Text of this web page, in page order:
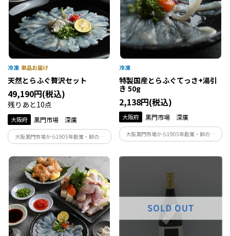
天然とらふぐ贅沢セット
49,190円(税込)
残りあと10点
大阪府 黒門市場 深廣
大阪黒門市場から1905年創業・卸の名
門 深廣から、プロ向け商品を家庭用サ
イズに小分けにした商品。
特製国産とらふぐてっさ+湯引
き 50g
2,138円(税込)
大阪府 黒門市場 深廣
大阪黒門市場から1905年創業・卸の名
門 深廣から、プロ向け商品を家庭用サ